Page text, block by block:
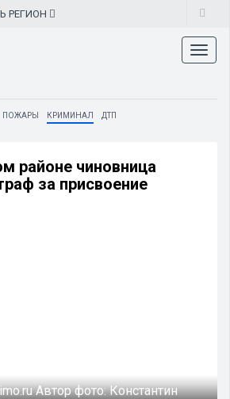
РЕГИОН
ПОЖАРЫ КРИМИНАЛ ДТП
районе чиновница
за присвоение
Автор фото:Константин